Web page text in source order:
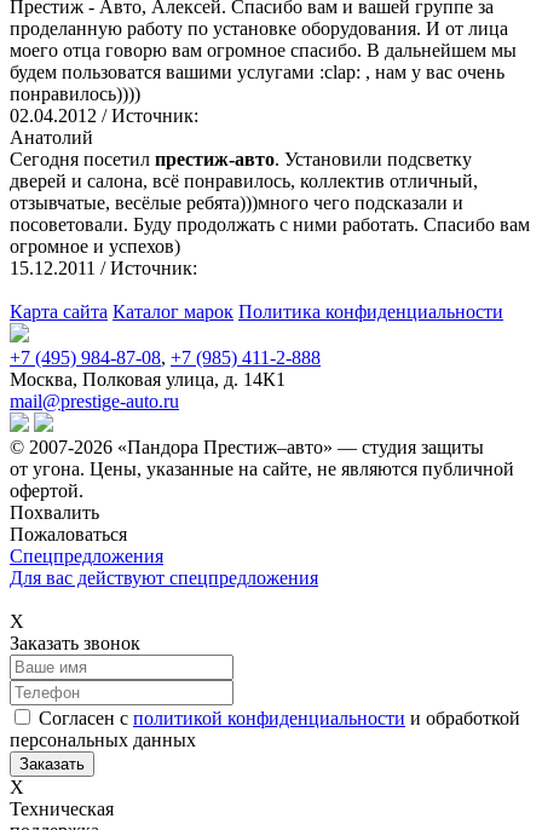
Престиж - Авто, Алексей. Спасибо вам и вашей группе за
проделанную работу по установке оборудования. И от лица
моего отца говорю вам огромное спасибо. В дальнейшем мы
будем пользоватся вашими услугами :clap: , нам у вас очень
понравилось))))
02.04.2012 / Источник:
Анатолий
Сегодня посетил престиж-авто. Установили подсветку
дверей и салона, всё понравилось, коллектив отличный,
отзывчатые, весёлые ребята)))много чего подсказали и
посоветовали. Буду продолжать с ними работать. Спасибо вам
огромное и успехов)
15.12.2011 / Источник:
Карта сайта Каталог марок Политика конфиденциальности
+7 (495) 984-87-08, +7 (985) 411-2-888
Москва, Полковая улица, д. 14К1
mail@prestige-auto.ru
© 2007-2026 «Пандора Престиж–авто» — студия защиты
от угона. Цены, указанные на сайте, не являются публичной
офертой.
Похвалить
Пожаловаться
Спецпредложения
Для вас действуют спецпредложения
Х
Заказать звонок
Согласен с политикой конфиденциальности и обработкой
персональных данных
Х
Техническая